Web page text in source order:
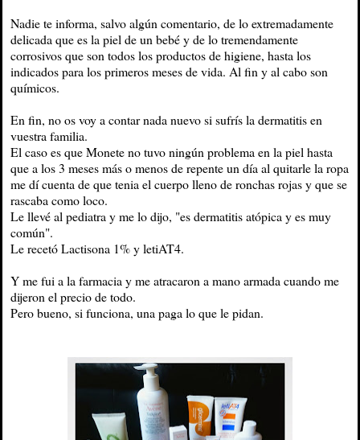
Nadie te informa, salvo algún comentario, de lo extremadamente
delicada que es la piel de un bebé y de lo tremendamente
corrosivos que son todos los productos de higiene, hasta los
indicados para los primeros meses de vida. Al fin y al cabo son
químicos.
En fin, no os voy a contar nada nuevo si sufrís la dermatitis en
vuestra familia.
El caso es que Monete no tuvo ningún problema en la piel hasta
que a los 3 meses más o menos de repente un día al quitarle la ropa
me dí cuenta de que tenia el cuerpo lleno de ronchas rojas y que se
rascaba como loco.
Le llevé al pediatra y me lo dijo, "es dermatitis atópica y es muy
común".
Le recetó Lactisona 1% y letiAT4.
Y me fui a la farmacia y me atracaron a mano armada cuando me
dijeron el precio de todo.
Pero bueno, si funciona, una paga lo que le pidan.